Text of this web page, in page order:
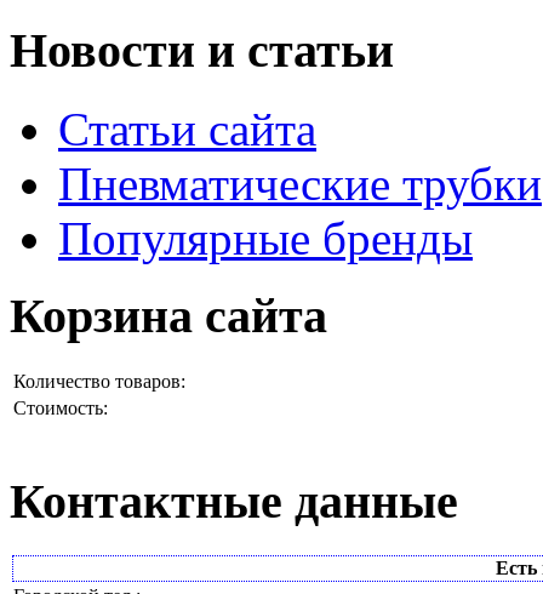
Новости и статьи
Статьи сайта
Пневматические трубки
Популярные бренды
Корзина сайта
Количество товаров:
Стоимость:
Контактные данные
Есть